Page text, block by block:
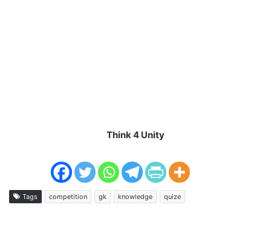
Think 4 Unity
Tags competition gk knowledge quize